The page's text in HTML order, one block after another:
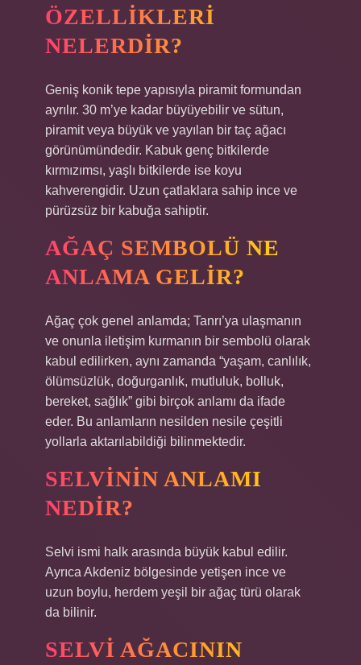
ÖZELLIKLERI
NELERDIR?
Geniş konik tepe yapısıyla piramit formundan
ayrılır. 30 m’ye kadar büyüyebilir ve sütun,
piramit veya büyük ve yayılan bir taç ağacı
görünümündedir. Kabuk genç bitkilerde
kırmızımsı, yaşlı bitkilerde ise koyu
kahverengidir. Uzun çatlaklara sahip ince ve
pürüzsüz bir kabuğa sahiptir.
AĞAÇ SEMBOLÜ NE
ANLAMA GELIR?
Ağaç çok genel anlamda; Tanrı’ya ulaşmanın
ve onunla iletişim kurmanın bir sembolü olarak
kabul edilirken, aynı zamanda “yaşam, canlılık,
ölümsüzlük, doğurganlık, mutluluk, bolluk,
bereket, sağlık” gibi birçok anlamı da ifade
eder. Bu anlamların nesilden nesile çeşitli
yollarla aktarılabildiği bilinmektedir.
SELVININ ANLAMI
NEDIR?
Selvi ismi halk arasında büyük kabul edilir.
Ayrıca Akdeniz bölgesinde yetişen ince ve
uzun boylu, herdem yeşil bir ağaç türü olarak
da bilinir.
SELVI AĞACININ